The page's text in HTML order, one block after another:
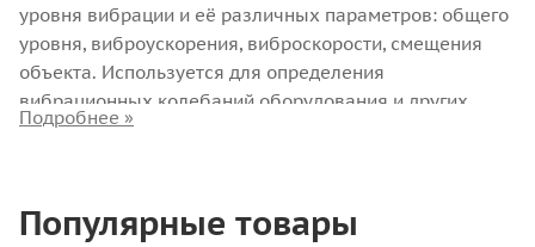
уровня вибрации и её различных параметров: общего
уровня, виброускорения, виброскорости, смещения
объекта. Используется для определения
вибрационных колебаний оборудования и других
объектов.
Виды виброметров
Популярные товары